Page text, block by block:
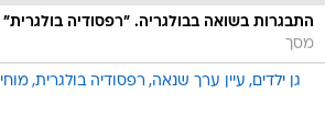
התבגרות בשואה בבולגריה. "רפסודיה בולגרית"
מסך
גן ילדים עיין ערך שנאה רפסודיה בולגרית מוחי